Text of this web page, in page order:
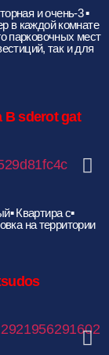
и очень
в каждой комнате
парковочных мест
так и для
B sderot gat
Квартира с
на территории